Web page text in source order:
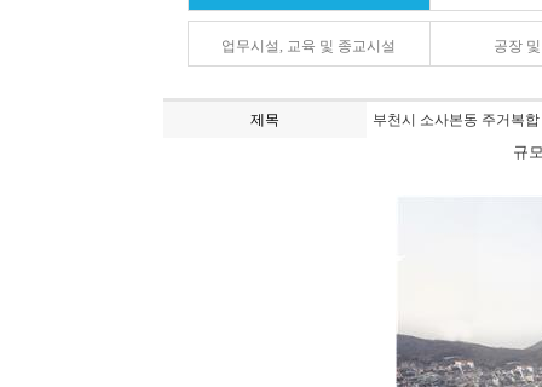
업무시설, 교육 및 종교시설 공장
제목 부천시 소사본동 주거복
규